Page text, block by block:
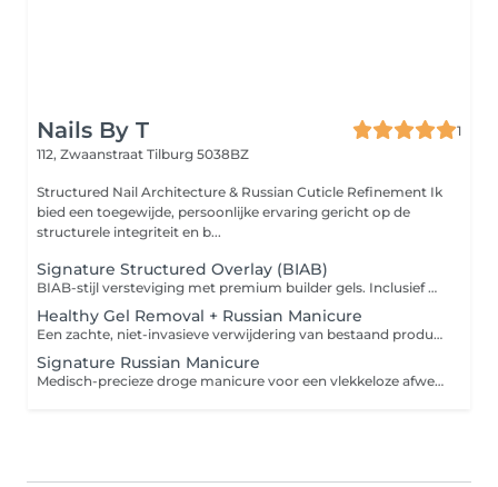
Nails By T
1
112, Zwaanstraat Tilburg 5038BZ
Structured Nail Architecture & Russian Cuticle Refinement Ik
bied een toegewijde, persoonlijke ervaring gericht op de
structurele integriteit en b...
Signature Structured Overlay (BIAB)
BIAB-stijl versteviging met premium builder gels. Inclusief Russische manicure en een anatomische vormgeving met gecorrigeerde apex voor een vlekkeloze finish. De basisservice omvat een doorzichtige, milky of glinsterende topcoat. BIAB-style reinforcement using premium builder gels. Includes Russian cuticle refinement and an apex-corrected anatomical shape for a flawless finish. The base service includes clear, milky or glitter top coat.
Healthy Gel Removal + Russian Manicure
Een zachte, niet-invasieve verwijdering van bestaand product. Ik vijl de gel voorzichtig terug tot een beschermend microscopisch laagje om de nagelsterkte te behouden, gevolgd door een volledige Russische manicure voor een perfect verzorgde natuurlijke uitstraling. A gentle, non-invasive removal of existing product. I carefully buff and downsize the gel to a protective microscopic layer to preserve nail strength, followed by a full Russian cuticle refinement for a pristine natural look.
Signature Russian Manicure
Medisch-precieze droge manicure voor een vlekkeloze afwerking. Geavanceerde e-file technieken en instrumenten gesteriliseerd op 160°C. Pure precisie zonder water of shortcuts. Medically-precise dry manicure for a neat finish. Advanced e-file techniques and tools sterilized at 160°C. Pure precision with no water or shortcuts.